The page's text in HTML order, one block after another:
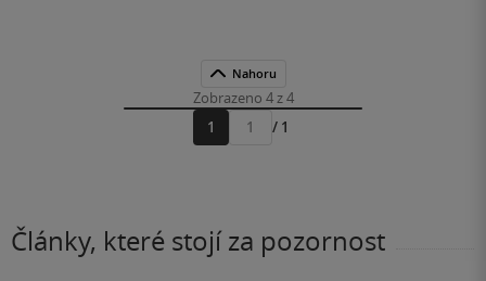
Nahoru
Zobrazeno 4 z 4
1
Přejít
/ 1
Články, které stojí za pozornost